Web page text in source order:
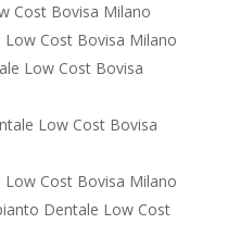
Cost Bovisa Milano
Cost Bovisa Milano
Low Cost Bovisa
Low Cost Bovisa
Cost Bovisa Milano
Dentale Low Cost